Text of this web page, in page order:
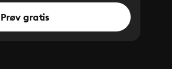
Prøv gratis